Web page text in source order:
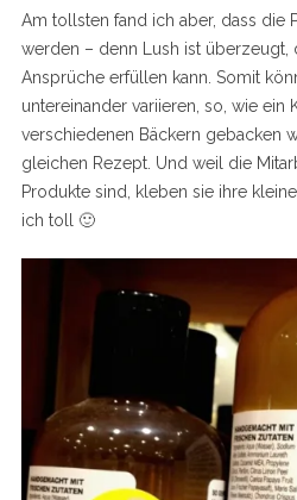
Am tollsten fand ich aber, dass die
werden – denn Lush ist überzeugt,
Ansprüche erfüllen kann. Somit
untereinander variieren, so, wie ein
verschiedenen Bäckern gebacken
gleichen Rezept. Und weil die
Produkte sind, kleben sie ihre
ich toll 🙂